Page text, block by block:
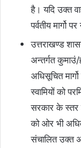
है। यदि उक्त
पर्वतीय मार्गो
उत्तराखण्ड
अन्तर्गत
अधिसूचित
स्वामियों को
सरकार के स्तर
को ओर भी
संचालित उक्त